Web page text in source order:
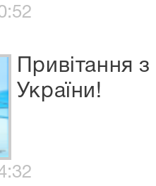
Привітання
України!